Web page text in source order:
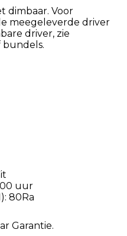
dimbaar. Voor
meegeleverde driver
driver, zie
uur
80Ra
Garantie.